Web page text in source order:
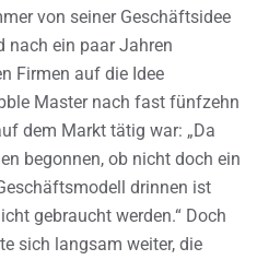
von seiner Geschäftsidee
nach ein paar Jahren
Firmen auf die Idee
Master nach fast fünfzehn
dem Markt tätig war: „Da
begonnen, ob nicht doch ein
drinnen ist
gebraucht werden.“ Doch
sich langsam weiter, die